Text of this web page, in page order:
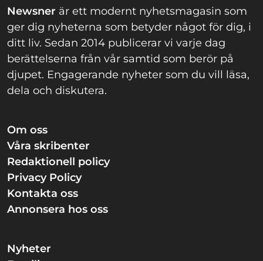
Newsner är ett modernt nyhetsmagasin som
ger dig nyheterna som betyder något för dig, i
ditt liv. Sedan 2014 publicerar vi varje dag
berättelserna från vår samtid som berör på
djupet. Engagerande nyheter som du vill läsa,
dela och diskutera.
Om oss
Våra skribenter
Redaktionell policy
Privacy Policy
Kontakta oss
Annonsera hos oss
Nyheter